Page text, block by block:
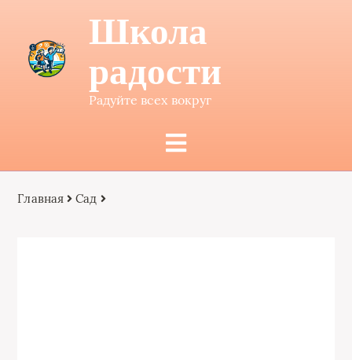
Школа
радости
Радуйте всех вокруг
Главная Сад